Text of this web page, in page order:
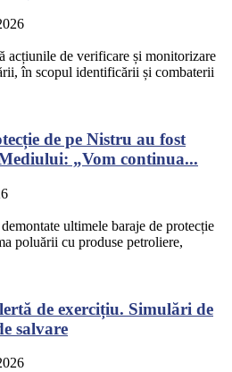
acțiunile de verificare și monitorizare
în scopul identificării și combaterii
de pe Nistru au fost
„Vom continua...
ultimele baraje de protecție
poluării cu produse petroliere,
de exercițiu. Simulări de
salvare